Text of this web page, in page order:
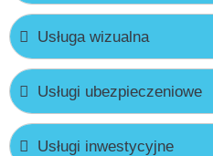
Usługa wizualna
Usługi ubezpieczeniowe
Usługi inwestycyjne